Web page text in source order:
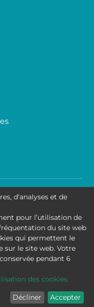
d'analyses et de
pour l’utilisation de
du site web
qui permettent le
sur le site web. Votre
pendant 6
des cookies.
Décliner Accepter